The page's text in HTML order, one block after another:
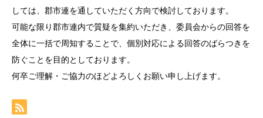
しては、郡市連を通していただく方向で検討しております。
可能な限り郡市連内で質疑を集約いただき、委員会からの回答を
全体に一括で周知することで、個別対応による回答のばらつきを
防ぐことを目的としております。
何卒ご理解・ご協力のほどよろしくお願い申し上げます。